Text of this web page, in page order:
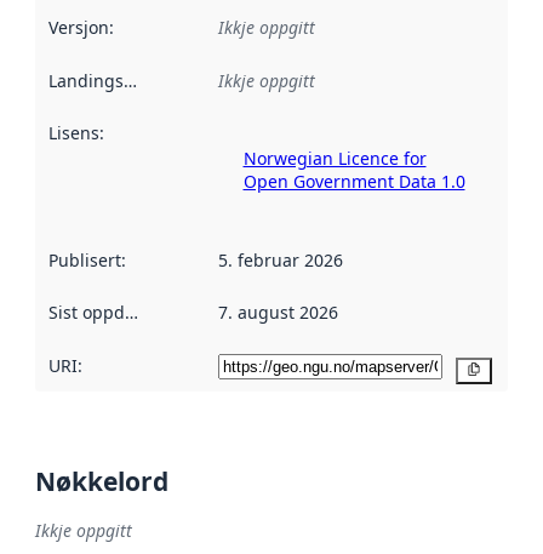
Versjon: Ikkje oppgitt
Landingsside Ikkje oppgitt
Lisens:
Norwegian Licence for
Open Government Data 1.0
Publisert: 5. februar 2026
Sist oppdatert 7. august 2026
URI:
Nøkkelord
Ikkje oppgitt